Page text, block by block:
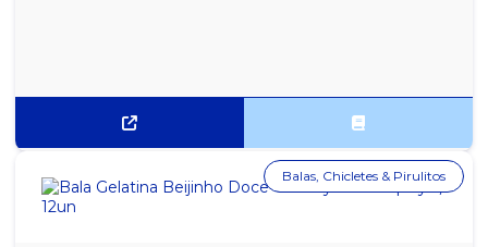
Balas, Chicletes & Pirulitos